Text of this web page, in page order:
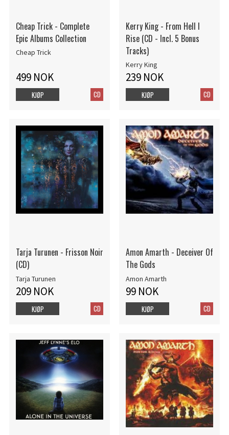
Cheap Trick - Complete
Epic Albums Collection
Cheap Trick
499 NOK
CD
KJØP
Kerry King - From Hell I
Rise (CD - Incl. 5 Bonus
Tracks)
Kerry King
239 NOK
CD
KJØP
Tarja Turunen - Frisson Noir
(CD)
Tarja Turunen
209 NOK
CD
KJØP
Amon Amarth - Deceiver Of
The Gods
Amon Amarth
99 NOK
CD
KJØP